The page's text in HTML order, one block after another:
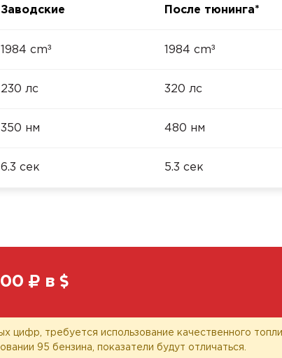
Заводские После тюнинга*
1984 cm³ 1984 cm³
230 лс 320 лс
350 нм 480 нм
6.3 сек 5.3 сек
в
цифр, требуется использование качественного
95 бензина, показатели будут отличаться.